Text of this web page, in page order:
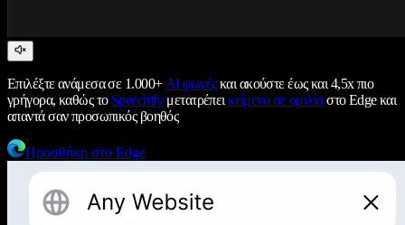
Επιλέξτε ανάμεσα σε 1.000+ AI φωνέςκαι ακούστε έως και 4,5x πιο
γρήγορα, καθώς το Speechifyμετατρέπεικείμενο σε ομιλίαστο Edge και
απαντά σαν προσωπικός βοηθός
Προσθήκη στο Edge